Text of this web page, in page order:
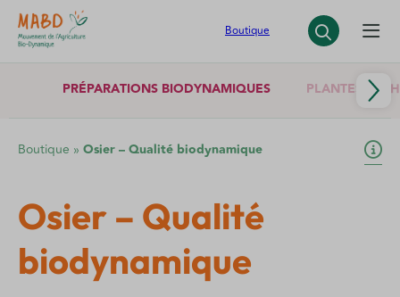
Panneau de gestion des cookies
Boutique
PRÉPARATIONS BIODYNAMIQUES PLANTES
Boutique » Osier – Qualité biodynamique
Osier – Qualité
biodynamique